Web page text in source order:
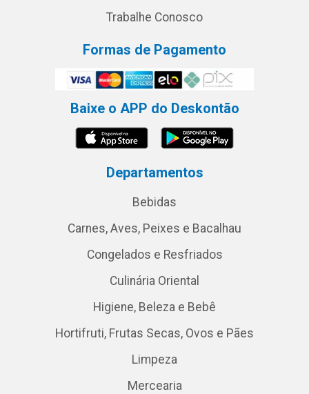
Trabalhe Conosco
Formas de Pagamento
Baixe o APP do Deskontão
Departamentos
Bebidas
Carnes, Aves, Peixes e Bacalhau
Congelados e Resfriados
Culinária Oriental
Higiene, Beleza e Bebê
Hortifruti, Frutas Secas, Ovos e Pães
Limpeza
Mercearia